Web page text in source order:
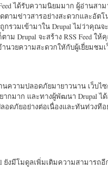
ได้รับความนิยมมาก ผู้อ่านสา
ตามข่าวสารอย่างสะดวกและอัต
กรวมเข้ามาใน Drupal ไม่ว่าคุณจ
าม Drupal จะสร้าง RSS Feed ให้
นวยความสะดวกใหักับผู้เยี่ยมชม
นความปลอดภัยมายาวนาน เว็บไ
ากมาก และทางผู้พัฒนา Drupal ไ
อดภัยอย่างต่อเนื่องและทันท่วงทีอ
งมีโมดูลเพิ่มเติมความสามารถอี